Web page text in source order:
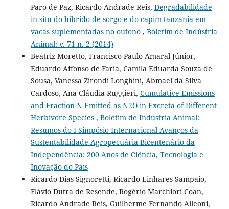
Paro de Paz, Ricardo Andrade Reis, Degradabilidade
in situ do híbrido de sorgo e do capim-tanzania em
vacas suplementadas no outono , Boletim de Indústria
Animal: v. 71 n. 2 (2014)
Beatriz Moretto, Francisco Paulo Amaral Júnior,
Eduardo Affonso de Faria, Camila Eduarda Souza de
Sousa, Vanessa Zirondi Longhini, Abmael da Silva
Cardoso, Ana Cláudia Ruggieri, Cumulative Emissions
and Fraction N Emitted as N2O in Excreta of Different
Herbivore Species , Boletim de Indústria Animal:
Resumos do I Simpósio Internacional Avanços da
Sustentabilidade Agropecuária Bicentenário da
Independência: 200 Anos de Ciência, Tecnologia e
Inovação do País
Ricardo Dias Signoretti, Ricardo Linhares Sampaio,
Flávio Dutra de Resende, Rogério Marchiori Coan,
Ricardo Andrade Reis, Guilherme Fernando Alleoni,